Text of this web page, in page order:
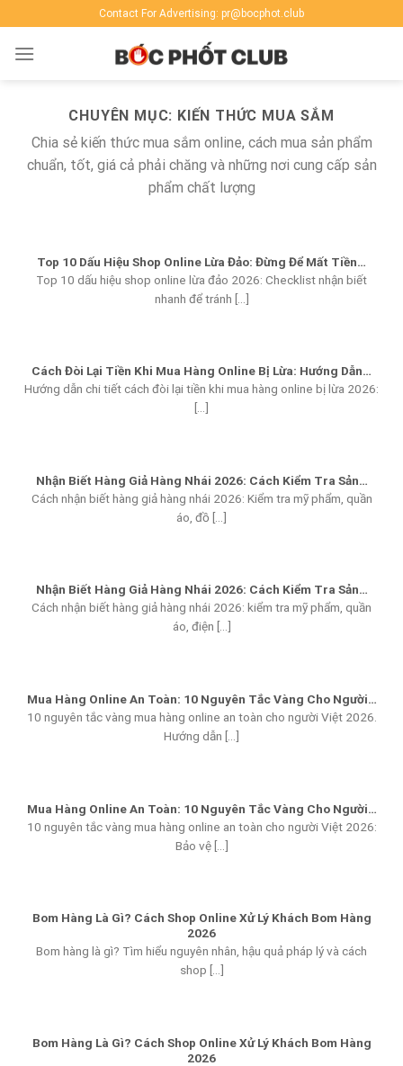
to
content
Contact For Advertising: pr@bocphot.club
CHUYÊN MỤC: KIẾN THỨC MUA SẮM
Chia sẻ kiến thức mua sắm online, cách mua sản phẩm
chuẩn, tốt, giá cả phải chăng và những nơi cung cấp sản
phẩm chất lượng
Top 10 Dấu Hiệu Shop Online Lừa Đảo: Đừng Để Mất Tiền…
Top 10 dấu hiệu shop online lừa đảo 2026: Checklist nhận biết
nhanh để tránh [...]
Cách Đòi Lại Tiền Khi Mua Hàng Online Bị Lừa: Hướng Dẫn…
Hướng dẫn chi tiết cách đòi lại tiền khi mua hàng online bị lừa 2026:
[...]
Nhận Biết Hàng Giả Hàng Nhái 2026: Cách Kiểm Tra Sản…
Cách nhận biết hàng giả hàng nhái 2026: Kiểm tra mỹ phẩm, quần
áo, đồ [...]
Nhận Biết Hàng Giả Hàng Nhái 2026: Cách Kiểm Tra Sản…
Cách nhận biết hàng giả hàng nhái 2026: kiểm tra mỹ phẩm, quần
áo, điện [...]
Mua Hàng Online An Toàn: 10 Nguyên Tắc Vàng Cho Người…
10 nguyên tắc vàng mua hàng online an toàn cho người Việt 2026.
Hướng dẫn [...]
Mua Hàng Online An Toàn: 10 Nguyên Tắc Vàng Cho Người…
10 nguyên tắc vàng mua hàng online an toàn cho người Việt 2026:
Bảo vệ [...]
Bom Hàng Là Gì? Cách Shop Online Xử Lý Khách Bom Hàng
2026
Bom hàng là gì? Tìm hiểu nguyên nhân, hậu quả pháp lý và cách
shop [...]
Bom Hàng Là Gì? Cách Shop Online Xử Lý Khách Bom Hàng
2026